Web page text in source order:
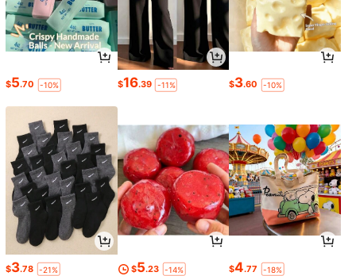
$5.70 -10% $16.39 -11% $3.60 -10%
$3.78 -21% $5.23 -14% $4.77 -18%